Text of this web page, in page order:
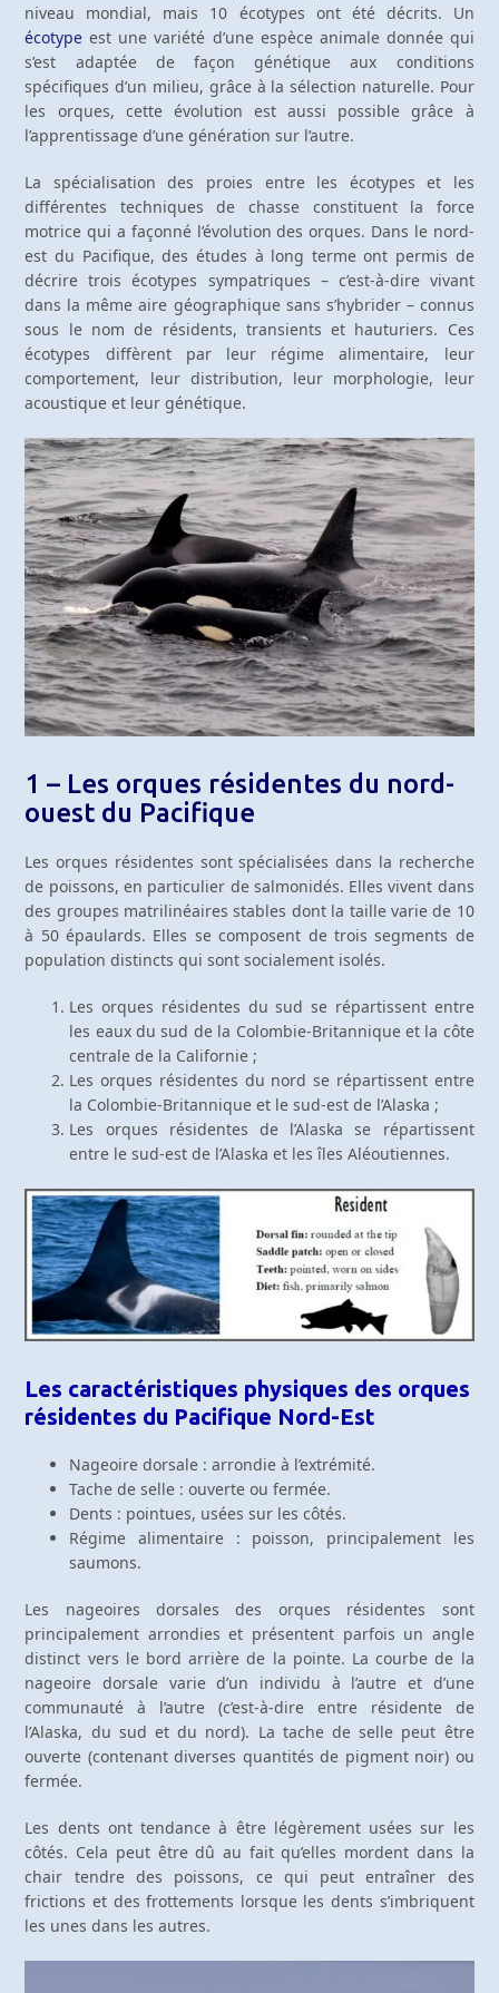
niveau mondial, mais 10 écotypes ont été décrits. Un
écotype est une variété d’une espèce animale donnée qui
s’est adaptée de façon génétique aux conditions
spécifiques d’un milieu, grâce à la sélection naturelle. Pour
les orques, cette évolution est aussi possible grâce à
l’apprentissage d’une génération sur l’autre.
La spécialisation des proies entre les écotypes et les
différentes techniques de chasse constituent la force
motrice qui a façonné l’évolution des orques. Dans le nord-
est du Pacifique, des études à long terme ont permis de
décrire trois écotypes sympatriques – c’est-à-dire vivant
dans la même aire géographique sans s’hybrider – connus
sous le nom de résidents, transients et hauturiers. Ces
écotypes diffèrent par leur régime alimentaire, leur
comportement, leur distribution, leur morphologie, leur
acoustique et leur génétique.
1 – Les orques résidentes du nord-
ouest du Pacifique
Les orques résidentes sont spécialisées dans la recherche
de poissons, en particulier de salmonidés. Elles vivent dans
des groupes matrilinéaires stables dont la taille varie de 10
à 50 épaulards. Elles se composent de trois segments de
population distincts qui sont socialement isolés.
Les orques résidentes du sud se répartissent entre
les eaux du sud de la Colombie-Britannique et la côte
centrale de la Californie ;
Les orques résidentes du nord se répartissent entre
la Colombie-Britannique et le sud-est de l’Alaska ;
Les orques résidentes de l’Alaska se répartissent
entre le sud-est de l’Alaska et les îles Aléoutiennes.
Les caractéristiques physiques des orques
résidentes du Pacifique Nord-Est
Nageoire dorsale : arrondie à l’extrémité.
Tache de selle : ouverte ou fermée.
Dents : pointues, usées sur les côtés.
Régime alimentaire : poisson, principalement les
saumons.
Les nageoires dorsales des orques résidentes sont
principalement arrondies et présentent parfois un angle
distinct vers le bord arrière de la pointe. La courbe de la
nageoire dorsale varie d’un individu à l’autre et d’une
communauté à l’autre (c’est-à-dire entre résidente de
l’Alaska, du sud et du nord). La tache de selle peut être
ouverte (contenant diverses quantités de pigment noir) ou
fermée.
Les dents ont tendance à être légèrement usées sur les
côtés. Cela peut être dû au fait qu’elles mordent dans la
chair tendre des poissons, ce qui peut entraîner des
frictions et des frottements lorsque les dents s’imbriquent
les unes dans les autres.